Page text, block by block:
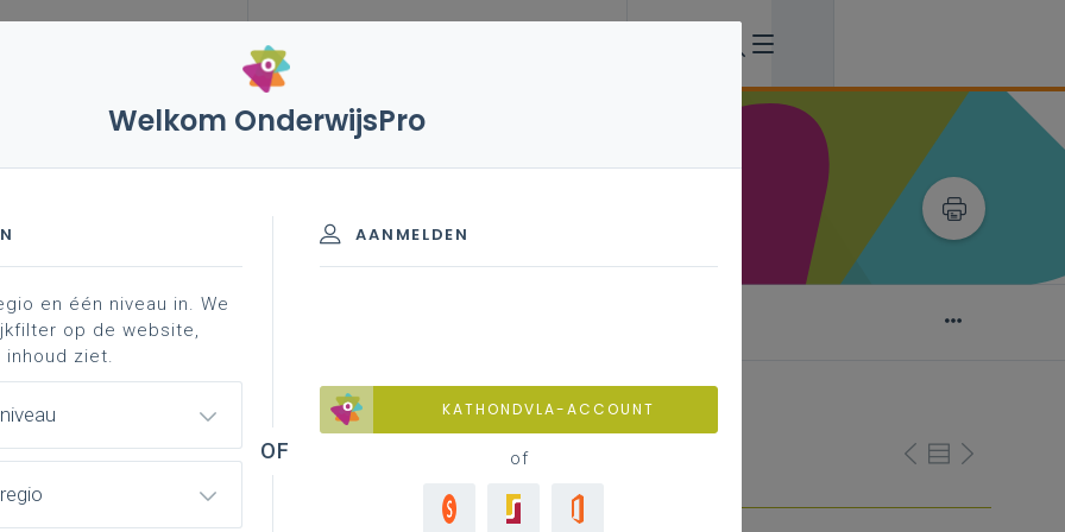
aan de slag
identiteit in diversiteit
Welkom OnderwijsPro
AANMELDEN
KATHONDVLA-ACCOUNT
of
en één niveau in. We
op de website,
ziet.